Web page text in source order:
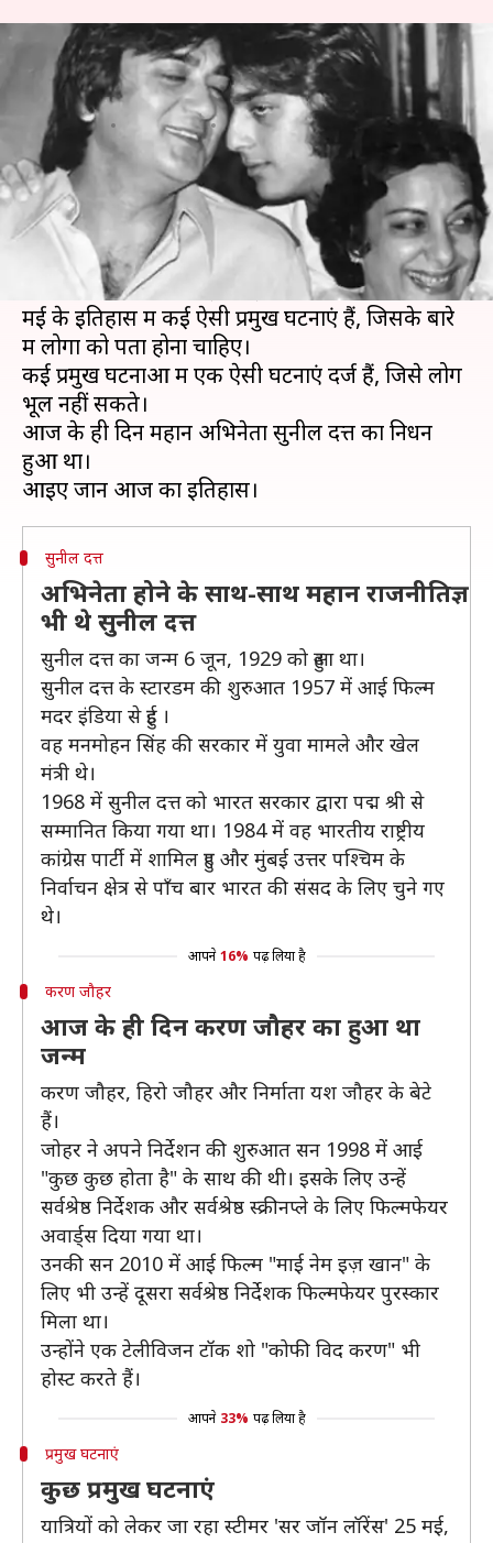
आज का इतिहास: 25 मई को हुआ था
सुनील दत्त का निधन, जानें इतिहास
लेखन मोना दीक्षित May 25, 2019 10:54 am
क्या है खबर?
इतिहास के बारे में उन सभी को पता होना चाहिए, जो
UPSC या अन्य सरकारी नौकरी की तैयारी कर रहे हैं।
आज हम आपको 25 मई का इतिहास बताने वाले हैं। 25
मई के इतिहास में कई ऐसी प्रमुख घटनाएं हैं, जिसके बारे
में लोगों को पता होना चाहिए।
कई प्रमुख घटनाओं में एक ऐसी घटनाएं दर्ज हैं, जिसे लोग
भूल नहीं सकते।
आज के ही दिन महान अभिनेता सुनील दत्त का निधन
हुआ था।
सुनील दत्त
अभिनेता होने के साथ-साथ महान राजनीतिज्ञ
भी थे सुनील दत्त
सुनील दत्त का जन्म 6 जून, 1929 को हुआ था।
सुनील दत्त के स्टारडम की शुरुआत 1957 में आई फिल्म
मदर इंडिया से हुई ।
वह मनमोहन सिंह की सरकार में युवा मामले और खेल
मंत्री थे।
1968 में सुनील दत्त को भारत सरकार द्वारा पद्म श्री से
सम्मानित किया गया था। 1984 में वह भारतीय राष्ट्रीय
कांग्रेस पार्टी में शामिल हुए और मुंबई उत्तर पश्चिम के
निर्वाचन क्षेत्र से पाँच बार भारत की संसद के लिए चुने गए
थे।
आपने 16% पढ़ लिया है
करण जौहर
आज के ही दिन करण जौहर का हुआ था
जन्म
करण जौहर, हिरो जौहर और निर्माता यश जौहर के बेटे
हैं।
जोहर ने अपने निर्देशन की शुरुआत सन 1998 में आई
"कुछ कुछ होता है" के साथ की थी। इसके लिए उन्हें
सर्वश्रेष्ठ निर्देशक और सर्वश्रेष्ठ स्क्रीनप्ले के लिए फिल्मफेयर
अवार्ड्स दिया गया था।
उनकी सन 2010 में आई फिल्म "माई नेम इज़ खान" के
लिए भी उन्हें दूसरा सर्वश्रेष्ठ निर्देशक फिल्मफेयर पुरस्कार
मिला था।
उन्होंने एक टेलीविजन टॉक शो "कोफी विद करण" भी
होस्ट करते हैं।
आपने 33% पढ़ लिया है
प्रमुख घटनाएं
कुछ प्रमुख घटनाएं
यात्रियों को लेकर जा रहा स्टीमर 'सर जॉन लॉरेंस' 25 मई,